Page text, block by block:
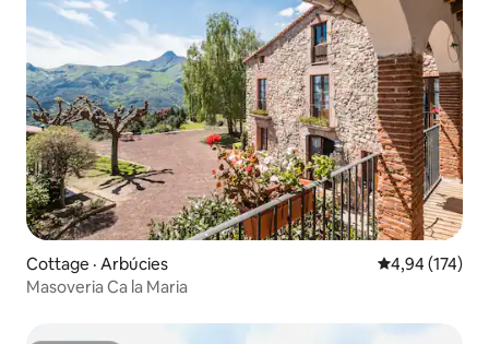
Cottage · Arbúcies Note
4,94 (174)
Masoveria Ca la Maria